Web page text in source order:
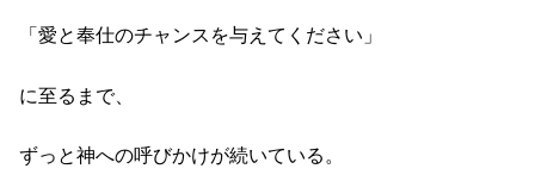
「愛と奉仕のチャンスを与えてください」
に至るまで、
ずっと神への呼びかけが続いている。